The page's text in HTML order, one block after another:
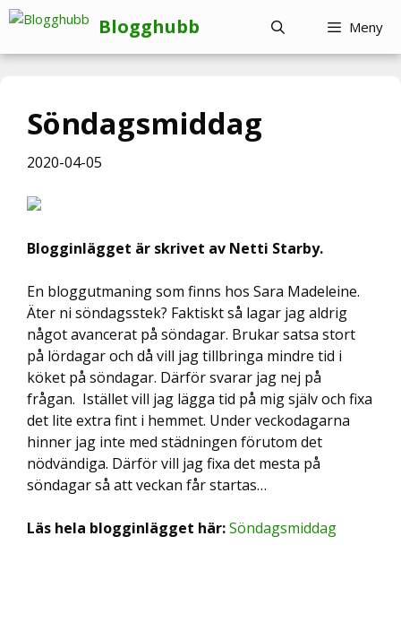
Hoppa
innehåll
Blogghubb Meny
Söndagsmiddag
2020-04-05
Blogginlägget är skrivet av Netti Starby.
En bloggutmaning som finns hos Sara Madeleine.
Äter ni söndagsstek? Faktiskt så lagar jag aldrig
något avancerat på söndagar. Brukar satsa stort
på lördagar och då vill jag tillbringa mindre tid i
köket på söndagar. Därför svarar jag nej på
frågan. Istället vill jag lägga tid på mig själv och fixa
det lite extra fint i hemmet. Under veckodagarna
hinner jag inte med städningen förutom det
nödvändiga. Därför vill jag fixa det mesta på
söndagar så att veckan får startas…
Läs hela blogginlägget här:Söndagsmiddag